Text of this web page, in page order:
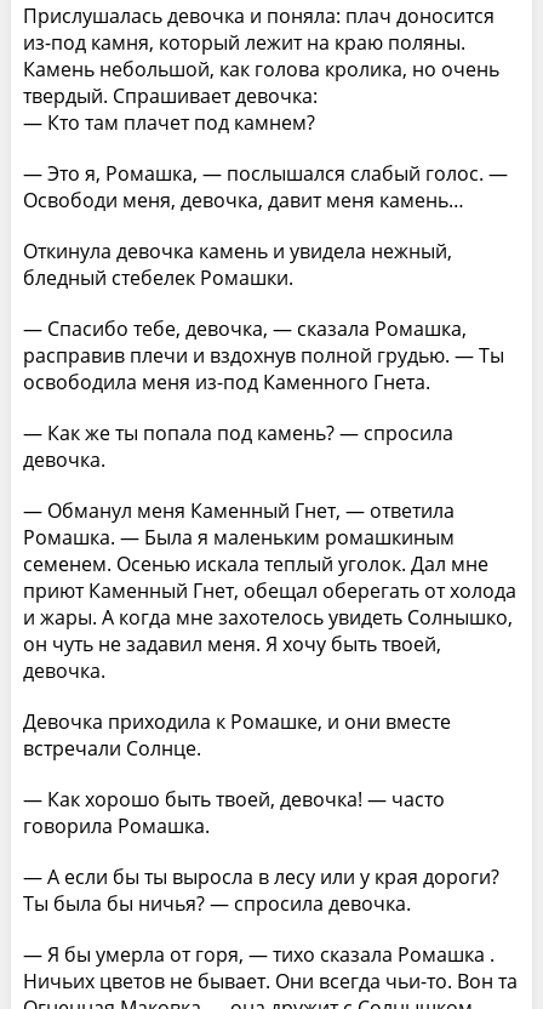
Прислушалась девочка и поняла: плач доносится
из-под камня, который лежит на краю поляны.
Камень небольшой, как голова кролика, но очень
твердый. Спрашивает девочка:
— Кто там плачет под камнем?
— Это я, Ромашка, — послышался слабый голос. —
Освободи меня, девочка, давит меня камень…
Откинула девочка камень и увидела нежный,
бледный стебелек Ромашки.
— Спасибо тебе, девочка, — сказала Ромашка,
расправив плечи и вздохнув полной грудью. — Ты
освободила меня из-под Каменного Гнета.
— Как же ты попала под камень? — спросила
девочка.
— Обманул меня Каменный Гнет, — ответила
Ромашка. — Была я маленьким ромашкиным
семенем. Осенью искала теплый уголок. Дал мне
приют Каменный Гнет, обещал оберегать от холода
и жары. А когда мне захотелось увидеть Солнышко,
он чуть не задавил меня. Я хочу быть твоей,
девочка.
Девочка приходила к Ромашке, и они вместе
встречали Солнце.
— Как хорошо быть твоей, девочка! — часто
говорила Ромашка.
— А если бы ты выросла в лесу или у края дороги?
Ты была бы ничья? — спросила девочка.
— Я бы умерла от горя, — тихо сказала Ромашка .
Ничьих цветов не бывает. Они всегда чьи-то. Вон та